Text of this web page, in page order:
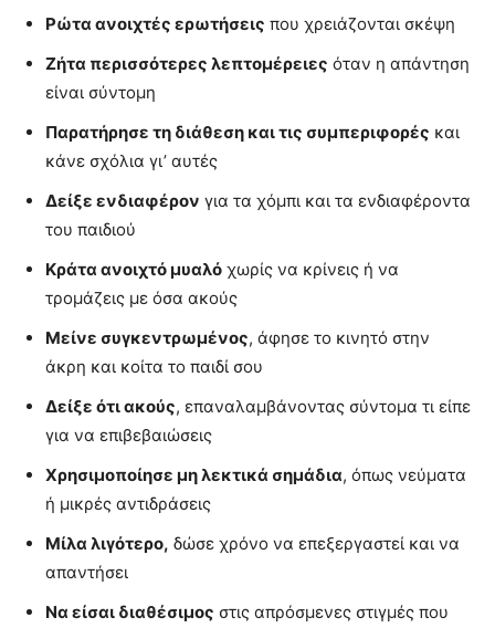
Ρώτα ανοιχτές ερωτήσεις που χρειάζονται σκέψη
Ζήτα περισσότερες λεπτομέρειες όταν η απάντηση
είναι σύντομη
Παρατήρησε τη διάθεση και τις συμπεριφορές και
κάνε σχόλια γι’ αυτές
Δείξε ενδιαφέρον για τα χόμπι και τα ενδιαφέροντα
του παιδιού
Κράτα ανοιχτό μυαλό χωρίς να κρίνεις ή να
τρομάζεις με όσα ακούς
Μείνε συγκεντρωμένος, άφησε το κινητό στην
άκρη και κοίτα το παιδί σου
Δείξε ότι ακούς, επαναλαμβάνοντας σύντομα τι είπε
για να επιβεβαιώσεις
Χρησιμοποίησε μη λεκτικά σημάδια, όπως νεύματα
ή μικρές αντιδράσεις
Μίλα λιγότερο, δώσε χρόνο να επεξεργαστεί και να
απαντήσει
Να είσαι διαθέσιμος στις απρόσμενες στιγμές που